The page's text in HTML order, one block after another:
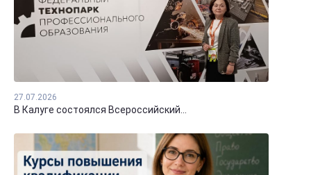
27.07.2026
В Калуге состоялся Всероссийский...